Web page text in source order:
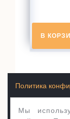
В
Мы
Условия
Политика